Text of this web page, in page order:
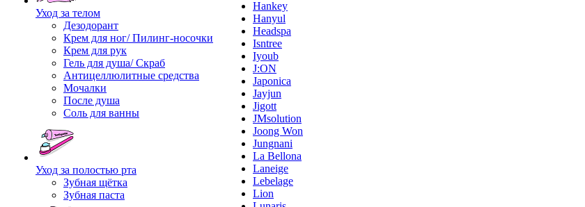
Уход за телом
Дезодорант
Крем для ног/ Пилинг-носочки
Крем для рук
Гель для душа/ Скраб
Антицеллюлитные средства
Мочалки
После душа
Соль для ванны
Уход за полостью рта
Зубная щётка
Зубная паста
Hankey
Hanyul
Headspa
Isntree
Iyoub
J:ON
Japonica
Jayjun
Jigott
JMsolution
Joong Won
Jungnani
La Bellona
Laneige
Lebelage
Lion